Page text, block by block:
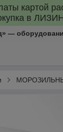
картой
в
—